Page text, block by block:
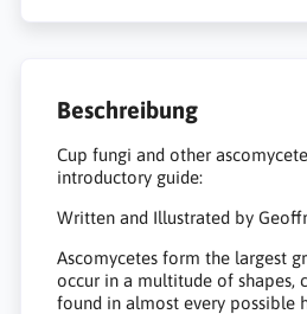
Beschreibung
Cup fungi and other
introductory guide:
Written and Illustrated by
Ascomycetes form the largest
occur in a multitude of shapes,
found in almost every possible